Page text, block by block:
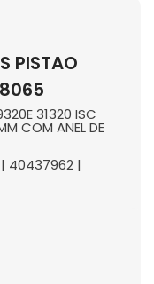
PISTAO
31320 ISC
COM ANEL DE
40437962 |